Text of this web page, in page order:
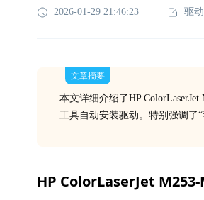
2026-01-29 21:46:23 驱
文章摘要
本文详细介绍了HP
工具自动安装驱动。特别强调了
HP ColorLaserJet M253-